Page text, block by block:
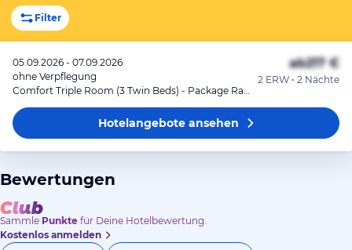
Filter
05.09.2026 - 07.09.2026
ohne Verpflegung
Comfort Triple Room (3 Twin Beds) - Package Rate
ab217 €
2 ERW • 2 Nächte
Hotelangeboteansehen
Bewertungen
Sammle Punkte für Deine Hotelbewertung.
Kostenlos anmelden